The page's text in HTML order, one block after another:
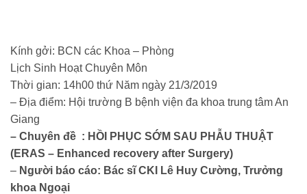
Kính gởi: BCN các Khoa – Phòng
Lịch Sinh Hoạt Chuyên Môn
Thời gian: 14h00 thứ Năm ngày 21/3/2019
– Địa điểm: Hội trường B bệnh viện đa khoa trung tâm An
Giang
– Chuyên đề : HỒI PHỤC SỚM SAU PHẪU THUẬT
(ERAS – Enhanced recovery after Surgery)
– Người báo cáo: Bác sĩ CKI Lê Huy Cường, Trưởng
khoa Ngoại